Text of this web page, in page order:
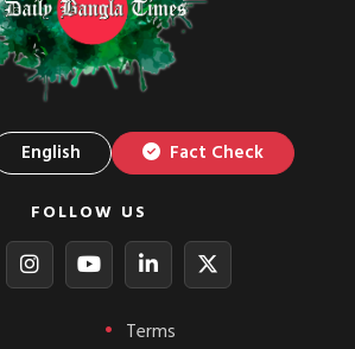
English Fact Check
FOLLOW US
Terms